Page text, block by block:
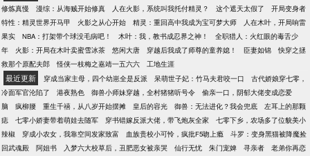
修炼真慢
漫综：从海贼开始修真 人在火影，系统叫我托付精灵？ 这个遮天太假了
开局变身者
特性：精灵世界开马甲
火影之从心开始 精灵：重回高中我成为宝可梦大师
人在木叶，开局响雷
果实
NBA：打架带个球没毛病吧！ 木叶：我，教书成忍界之神！
全职猎人：火红眼的毒舌少
年
火影：开局在木叶卖蜜雪冰茶 悠闲大唐 穿越后我成了师尊的童养媳！ 臣妻如锦
快穿之拯
救那个原配夫郎
怪侠一枝梅之嘉靖一五六六 工地生涯
最近更新 穿成当家主母，四个幼崽全是反派 呆萌世子妃：竹马夫君咬一口
古代娇娘穿七零，
冷面军官沦陷了
港夜熟色 御兽小师妹穿越，全村猪猪听号令
偷亲一口，阴郁大佬变成恋爱
脑
疯柳腰 重生千禧，从八岁开始摆摊 皇后的容光 御兽：无法进化？我会兜底
左耳上的那颗
痣
七零小娇妻带着萌娃去随军 穿书错嫁反派大佬，带飞炮灰全家
七零下乡，农场多了位貌美小
辣椒
穿成小农女，我靠空间发家致富 血族贵校小可怜，疯批F5吻上瘾
斗罗：变身黑猫被降魔捡
回武魂殿
阿姐书 入梦六大校草后，丑肥恶女被亲哭 仙行无忧 朱门宠婢 寻亲者
老弟你再恋